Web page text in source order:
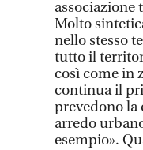
associazione
Molto
nello stesso
tutto il
così come in
continua il
prevedono la
arredo
esempio».